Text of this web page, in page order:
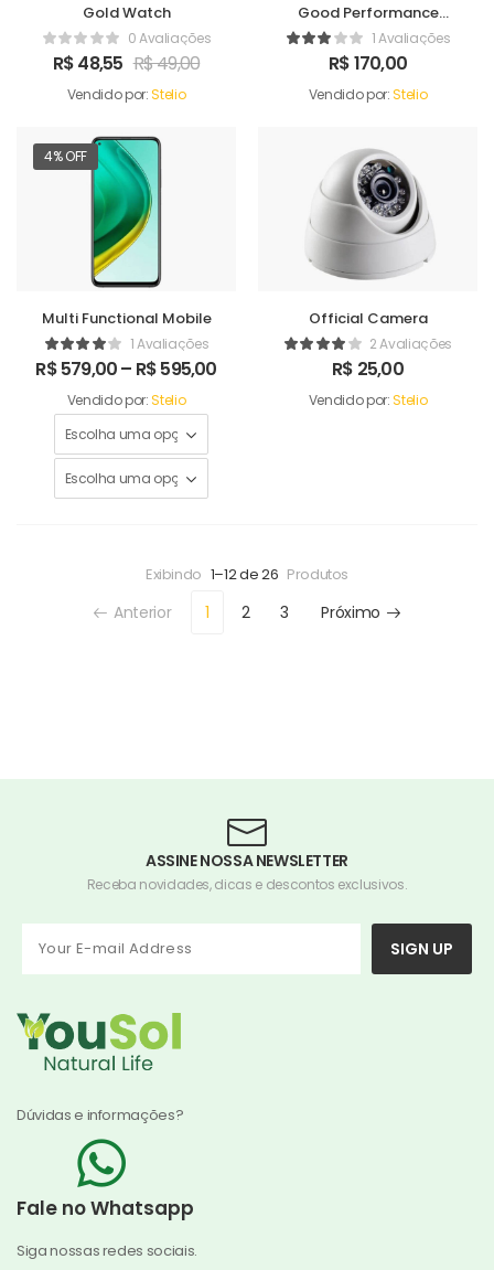
Gold Watch
0 Avaliações
R$48,55 R$49,00
Vendido por:Stelio
Good Performance
Humidifer1 Avaliações
R$170,00
Vendido por:Stelio
4% OFF
Multi Functional Mobile
1 Avaliações
R$579,00– R$595,00
Vendido por:Stelio
Official Camera
2 Avaliações
R$ 25,00
Vendido por:Stelio
Exibindo 1–12 de 26 Produtos
Anterior 1 2 3 Próximo
ASSINE NOSSA NEWSLETTER
Receba novidades, dicas e descontos exclusivos.
SIGN UP
Dúvidas e informações?
Fale no Whatsapp
Siga nossas redes sociais.